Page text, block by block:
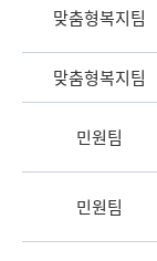
맞춤형복지팀
맞춤형복지팀
민원팀
민원팀